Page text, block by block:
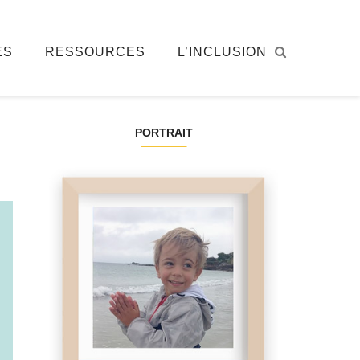
RESSOURCES L’INCLUSION
PORTRAIT